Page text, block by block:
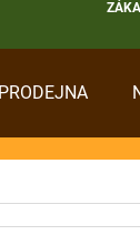
PRODEJNA
HLEDAT